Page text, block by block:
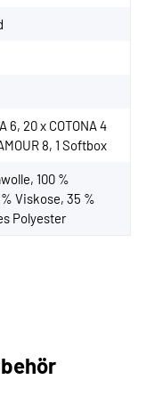
6, 20 x COTONA 4
8, 1 Softbox
100 %
Viskose, 35 %
Polyester